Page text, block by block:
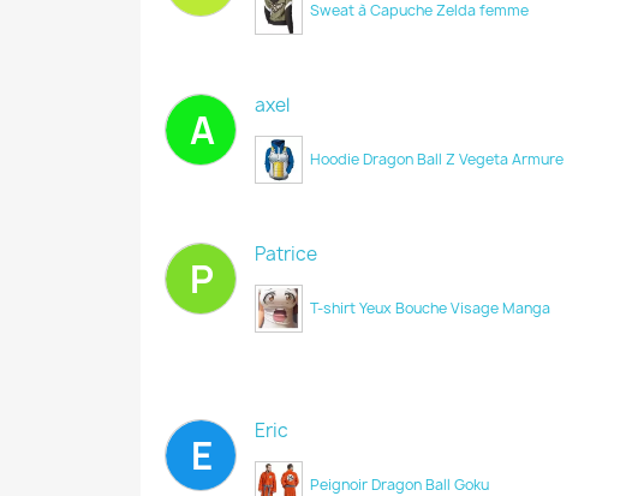
Sweat à Capuche Zelda femme
A
axel
Hoodie Dragon Ball Z Vegeta Armure
P
Patrice
T-shirt Yeux Bouche Visage Manga
E
Eric
Peignoir Dragon Ball Goku